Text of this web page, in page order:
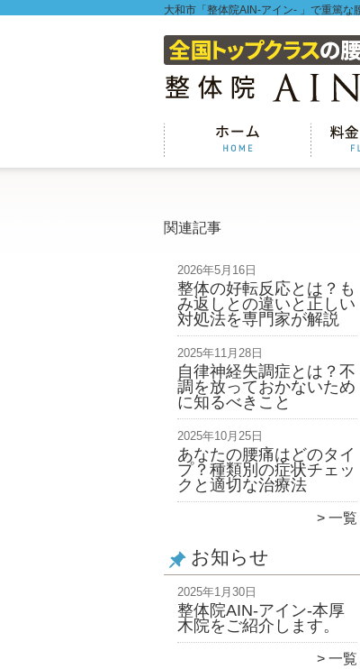
大和市「整体院AIN-アイン- 」で重篤な
関連記事
2026年5月16日
整体の好転反応とは？も
み返しとの違いと正しい
対処法を専門家が解説
2025年11月28日
自律神経失調症とは？不
調を放っておかないため
に知るべきこと
2025年10月25日
あなたの腰痛はどのタイ
プ？種類別の症状チェッ
クと適切な治療法
一覧
お知らせ
2025年1月30日
整体院AIN-アイン-本厚
木院をご紹介します。
一覧